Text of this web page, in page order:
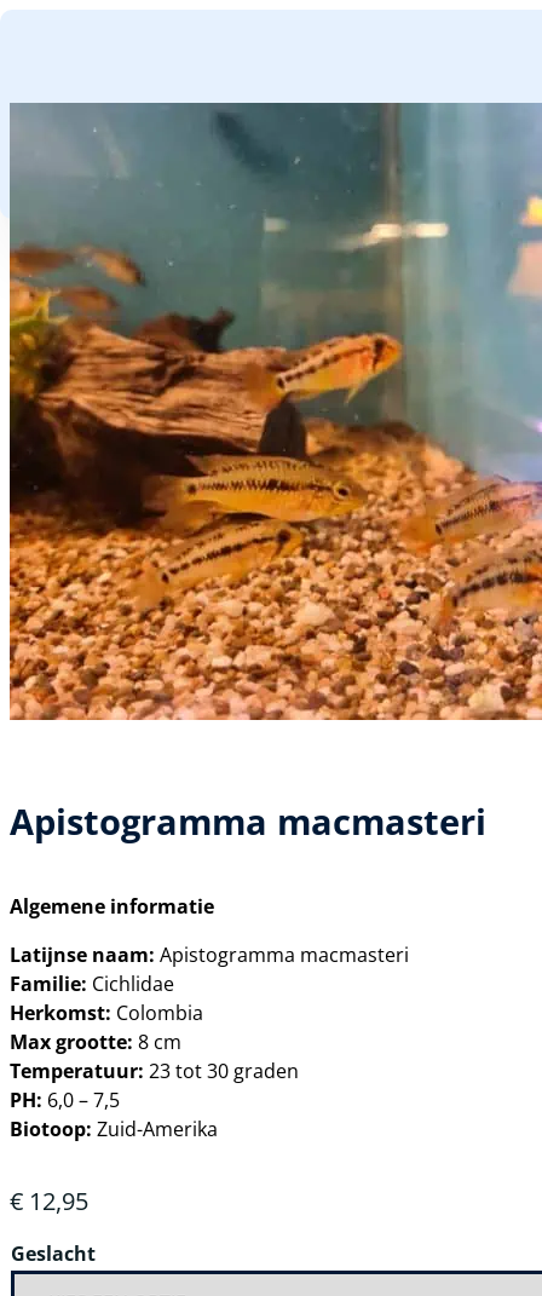
Apistogramma macmasteri
Algemene informatie
Latijnse naam: Apistogramma macmasteri
Familie: Cichlidae
Herkomst: Colombia
Max grootte: 8 cm
Temperatuur: 23 tot 30 graden
PH: 6,0 – 7,5
Biotoop: Zuid-Amerika
€ 12,95
Geslacht